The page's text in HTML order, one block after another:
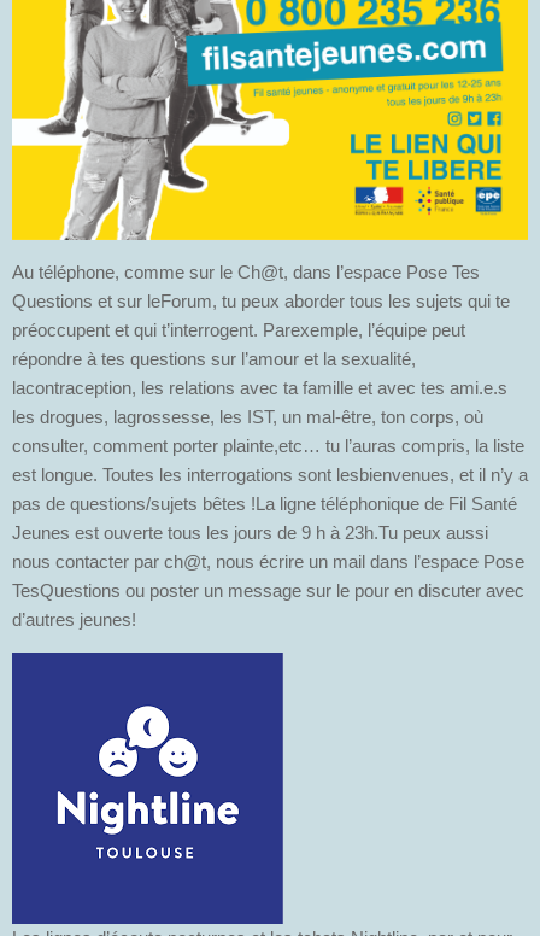
Au téléphone, comme sur le Ch@t, dans l’espace Pose Tes
Questions et sur leForum, tu peux aborder tous les sujets qui te
préoccupent et qui t’interrogent. Parexemple, l’équipe peut
répondre à tes questions sur l’amour et la sexualité,
lacontraception, les relations avec ta famille et avec tes ami.e.s
les drogues, lagrossesse, les IST, un mal-être, ton corps, où
consulter, comment porter plainte,etc… tu l’auras compris, la liste
est longue. Toutes les interrogations sont lesbienvenues, et il n’y a
pas de questions/sujets bêtes !La ligne téléphonique de Fil Santé
Jeunes est ouverte tous les jours de 9 h à 23h.Tu peux aussi
nous contacter par ch@t, nous écrire un mail dans l’espace Pose
TesQuestions ou poster un message sur le pour en discuter avec
d’autres jeunes!